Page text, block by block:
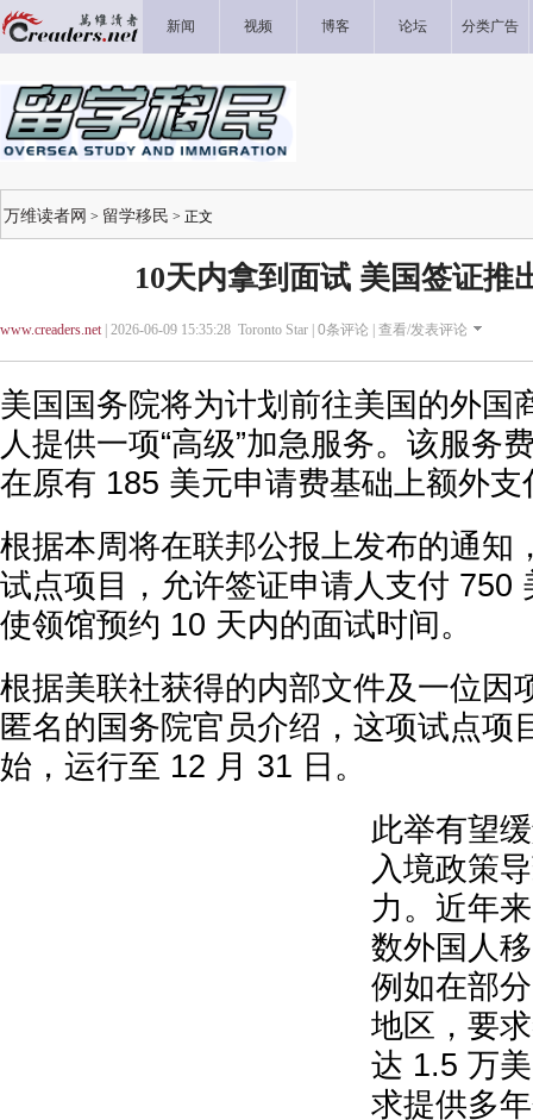
新闻 视频 博客 论坛 分类广告
万维读者网 > 留学移民 > 正文
10天内拿到面试 美国签证推
www.creaders.net| 2026-06-09 15:35:28 Toronto Star | 0条评论 | 查看/发表评论
美国国务院将为计划前往美国的外国
人提供一项“高级”加急服务。该服务
在原有 185 美元申请费基础上额外支
根据本周将在联邦公报上发布的通知
试点项目，允许签证申请人支付 750
使领馆预约 10 天内的面试时间。
根据美联社获得的内部文件及一位因
匿名的国务院官员介绍，这项试点项
始，运行至 12 月 31 日。
此举有望
入境政策
力。近年
数外国人
例如在部
地区，要
达 1.5 万
求提供多